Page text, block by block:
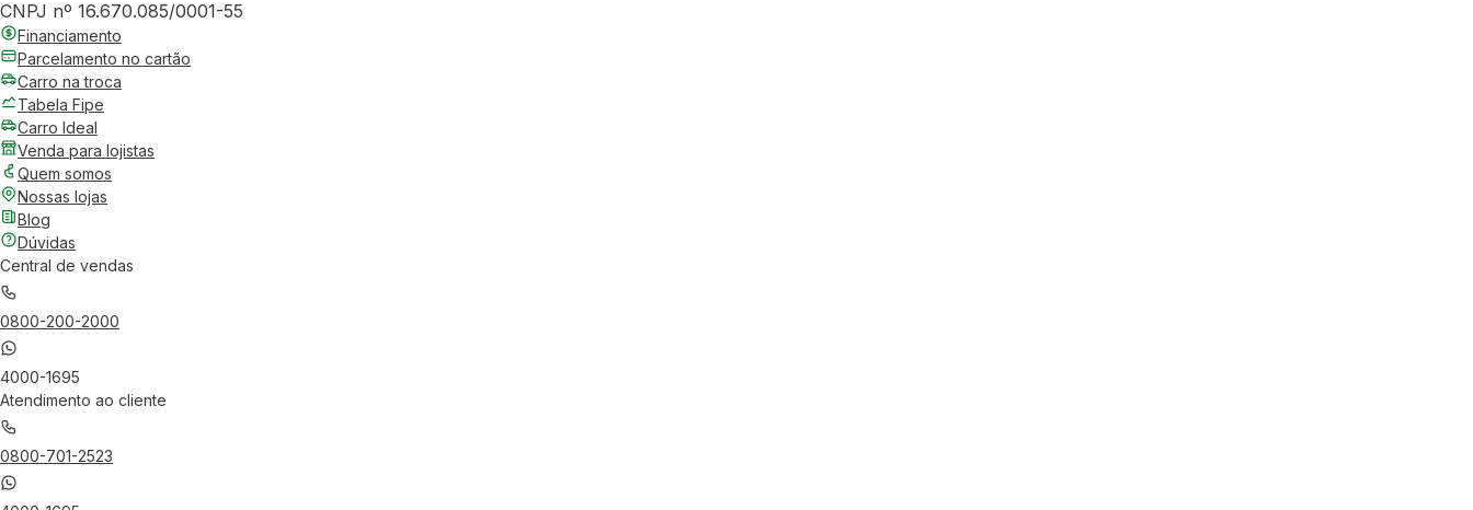
CNPJ nº 16.670.085/0001-55
Financiamento
Parcelamento no cartão
Carro na troca
Tabela Fipe
Carro Ideal
Venda para lojistas
Quem somos
Nossas lojas
Blog
Dúvidas
Central de vendas
0800-200-2000
4000-1695
Atendimento ao cliente
0800-701-2523